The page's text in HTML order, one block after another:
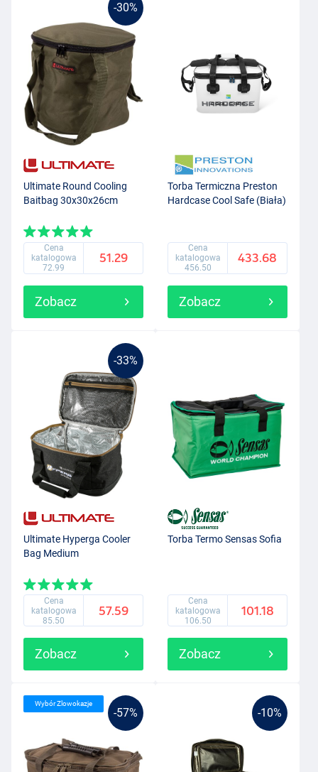
-30%
Ultimate Round Cooling
Baitbag 30x30x26cm
Cena
katalogowa
72.99
51.29
Zobacz
Torba Termiczna Preston
Hardcase Cool Safe (Biała)
Cena
katalogowa
456.50
433.68
Zobacz
-33%
Ultimate Hyperga Cooler
Bag Medium
Cena
katalogowa
85.50
57.59
Zobacz
Torba Termo Sensas Sofia
Cena
katalogowa
106.50
101.18
Zobacz
-57%
Wybór Zlowokazje
-10%